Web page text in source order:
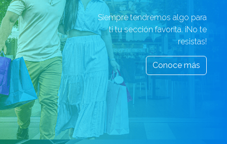
Siempre tendremos algo para
ti tu sección favorita. ¡No te
resistas!
Conoce más